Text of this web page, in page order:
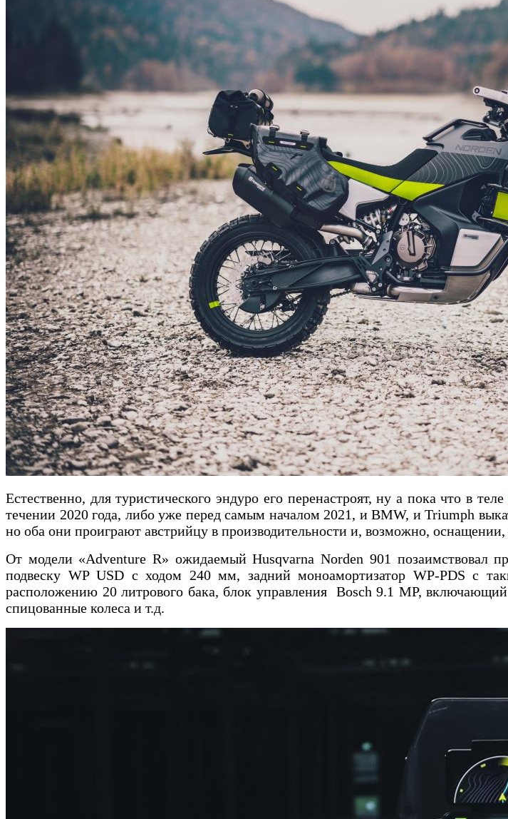
Естественно, для туристического эндуро его перенастроят, ну а пока что в теле
течении 2020 года, либо уже перед самым началом 2021, и BMW, и Triumph
но оба они проиграют австрийцу в производительности и, возможно,
От модели «Adventure R» ожидаемый Husqvarna Norden 901 позаимствовал
подвеску WP USD с ходом 240 мм, задний моноамортизатор WP-PDS с
расположению 20 литрового бака, блок управления Bosch 9.1 MP,
спицованные колеса и т.д.